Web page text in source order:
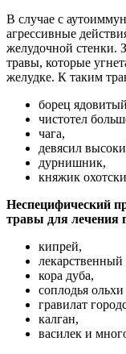
В случае с
агрессивные
желудочной стенки.
травы, которые
желудке. К таким
борец
чистотел
чага,
девясил
дурнишник,
княжик
Неспецифический
травы для лечения
кипрей,
кора дуба,
соплодья ольхи
гравилат
калган,
василек и